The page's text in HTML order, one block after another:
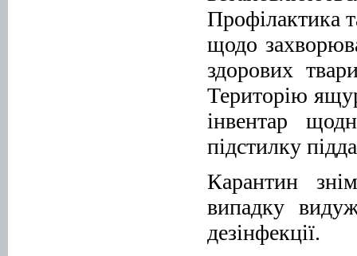
Профілактика
щодо
здорових
Територію
інвентар
підстилку
Карантин
випадку
дезінфекції.